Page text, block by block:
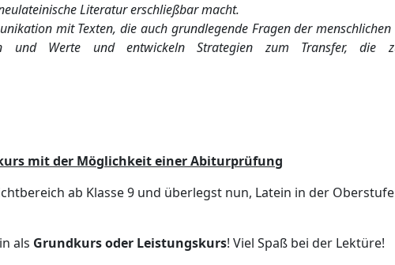
Literatur erschließbar macht.
mit Texten, die auch grundlegende Fragen der menschlichen
und Werte und entwickeln Strategien zum Transfer, die
mit der Möglichkeit einer Abiturprüfung
ab Klasse 9 und überlegst nun, Latein in der
als Grundkurs oder Leistungskurs! Viel Spaß bei der Lektüre!